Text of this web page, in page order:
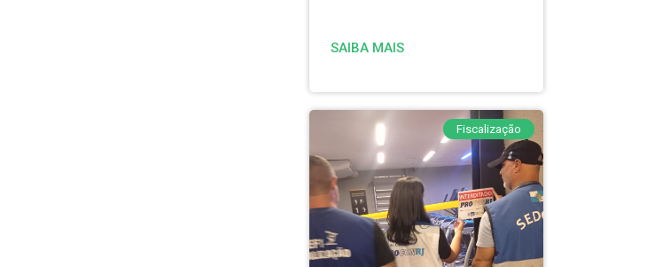
SAIBA MAIS
Fiscalização